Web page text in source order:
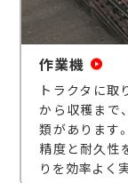
作業機
トラクタに取
から収穫まで
類があります
精度と耐久性
りを効率よく